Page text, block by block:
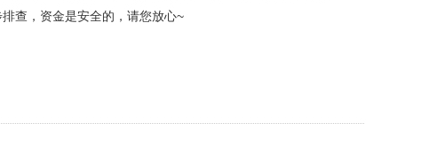
查，资金是安全的，请您放心~